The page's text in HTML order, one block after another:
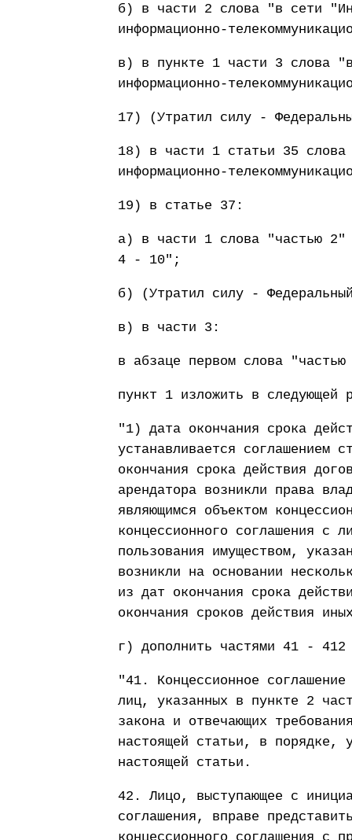
б) в части 2 слова "в сети
информационно-
в) в пункте 1 части 3 слова
информационно-
17) (Утратил силу -
18) в части 1 статьи 35
информационно-
19) в статье 37:
а) в части 1 слова "частью 2"
4 - 10";
б) (Утратил силу -
в) в части 3:
в абзаце первом слова
пункт 1 изложить в следующей
"1) дата окончания срока
устанавливается соглашением
окончания срока действия
арендатора возникли права
являющимся объектом
концессионного соглашения с
пользования имуществом,
возникли на основании
из дат окончания срока
окончания сроков действия
г) дополнить частями 41 - 412
"41. Концессионное
лиц, указанных в пункте 2
закона и отвечающих
настоящей статьи, в порядке,
настоящей статьи.
42. Лицо, выступающее с
соглашения, вправе